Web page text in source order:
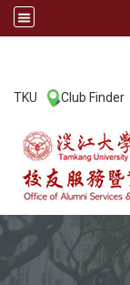
TKU Club Finder